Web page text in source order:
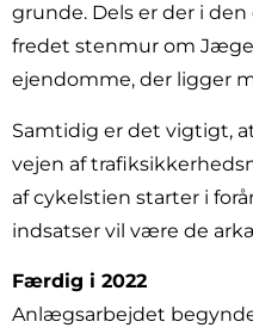
grunde. Dels er der i
fredet stenmur om
ejendomme, der ligger
Samtidig er det vigtigt,
vejen af
af cykelstien starter i
indsatser vil være de
Færdig i 2022
Anlægsarbejdet